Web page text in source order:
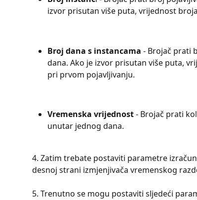
izvor prisutan više puta, vrijednost
Broj dana s instancama - Brojač prati
dana. Ako je izvor prisutan više puta,
pri prvom pojavljivanju.
Vremenska vrijednost - Brojač prati
unutar jednog dana.
4. Zatim trebate postaviti parametre
desnoj strani izmjenjivača vremenskog
5. Trenutno se mogu postaviti sljedeći